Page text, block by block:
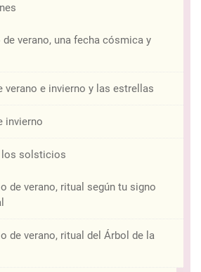
verano, una fecha cósmica y
verano e invierno y las estrellas
invierno
los solsticios
de verano, ritual según tu signo
de verano, ritual del Árbol de la